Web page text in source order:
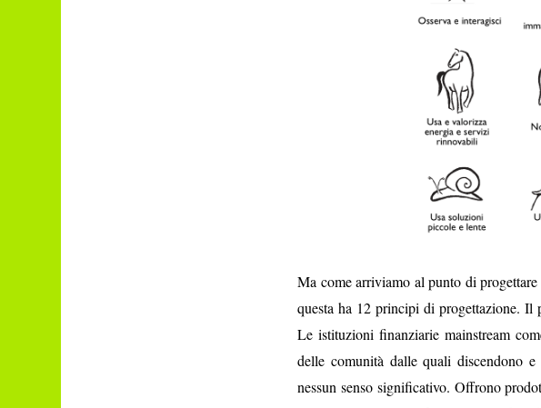
Ma come arriviamo al punto di
questa ha 12 principi di progettazione. Il
Le istituzioni finanziarie mainstream
delle comunità dalle quali discendono
nessun senso significativo. Offrono